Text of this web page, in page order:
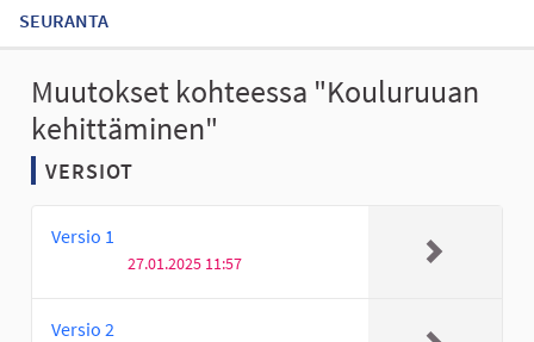
SEURANTA
Muutokset kohteessa "Kouluruuan
kehittäminen"
VERSIOT
Versio 1
27.01.2025 11:57
Versio 2